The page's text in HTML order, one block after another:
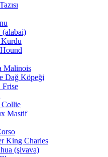
(alabai)
Malinois
Dağ Köpeği
Frise
Collie
Mastif
King Charles
(şivava)